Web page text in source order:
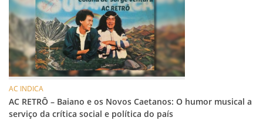
AC INDICA
AC RETRÔ – Baiano e os Novos Caetanos: O humor musical a
serviço da crítica social e política do país